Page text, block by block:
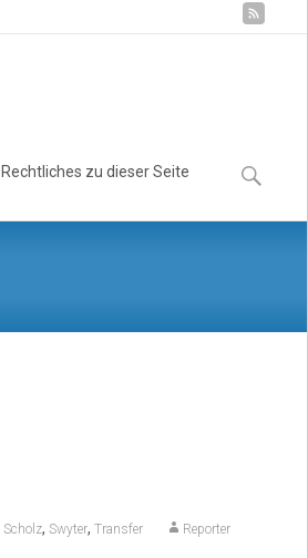
Rechtliches zu dieser Seite
Suchen
nach:
Scholz, Swyter, Transfer Reporter